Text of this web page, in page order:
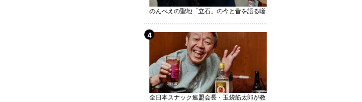
のんべえの聖地「立石」の今と昔を語る噺
全日本スナック連盟会長・玉袋筋太郎が教